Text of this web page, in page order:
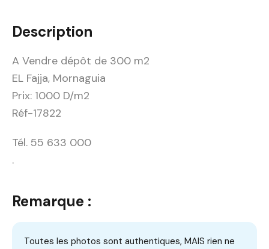
Description
A Vendre dépôt de 300 m2
EL Fajja, Mornaguia
Prix: 1000 D/m2
Réf-17822
Tél. 55 633 000
.
Remarque :
Toutes les photos sont authentiques, MAIS rien ne